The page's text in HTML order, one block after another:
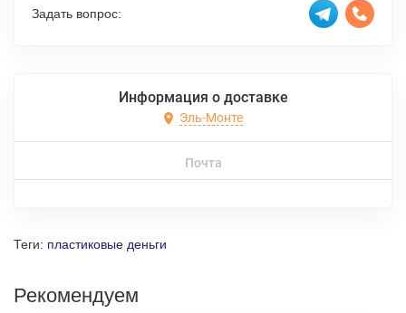
Задать вопрос:
Информация о доставке
Эль-Монте
Почта
Теги: пластиковые деньги
Рекомендуем